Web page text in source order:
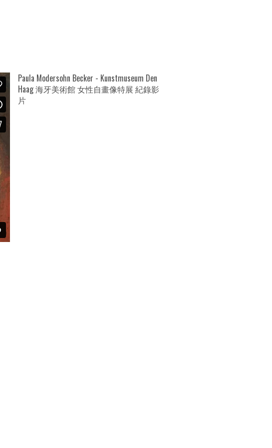
Paula Modersohn Becker - Kunstmuseum Den
Haag 海牙美術館 女性自畫像特展 紀錄影
片